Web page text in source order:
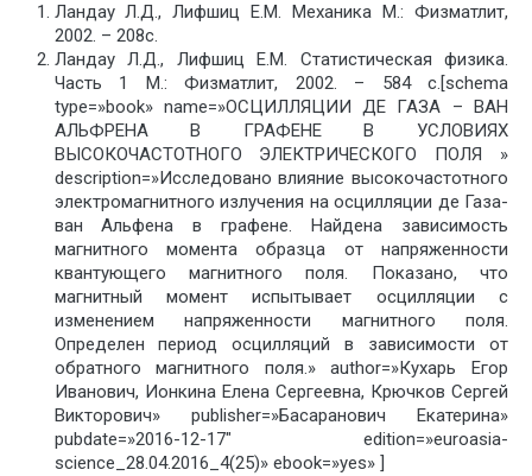
Ландау Л.Д., Лифшиц Е.М. Механика М.: Физматлит,
2002. – 208c.
Ландау Л.Д., Лифшиц Е.М. Статистическая физика.
Часть 1 М.: Физматлит, 2002. – 584 c.[schema
type=»book» name=»ОСЦИЛЛЯЦИИ ДЕ ГАЗА – ВАН
АЛЬФРЕНА В ГРАФЕНЕ В УСЛОВИЯХ
ВЫСОКОЧАСТОТНОГО ЭЛЕКТРИЧЕСКОГО ПОЛЯ »
description=»Исследовано влияние высокочастотного
электромагнитного излучения на осцилляции де Газа-
ван Альфена в графене. Найдена зависимость
магнитного момента образца от напряженности
квантующего магнитного поля. Показано, что
магнитный момент испытывает осцилляции с
изменением напряженности магнитного поля.
Определен период осцилляций в зависимости от
обратного магнитного поля.» author=»Кухарь Егор
Иванович, Ионкина Елена Сергеевна, Крючков Сергей
Викторович» publisher=»Басаранович Екатерина»
pubdate=»2016-12-17″ edition=»euroasia-
science_28.04.2016_4(25)» ebook=»yes» ]